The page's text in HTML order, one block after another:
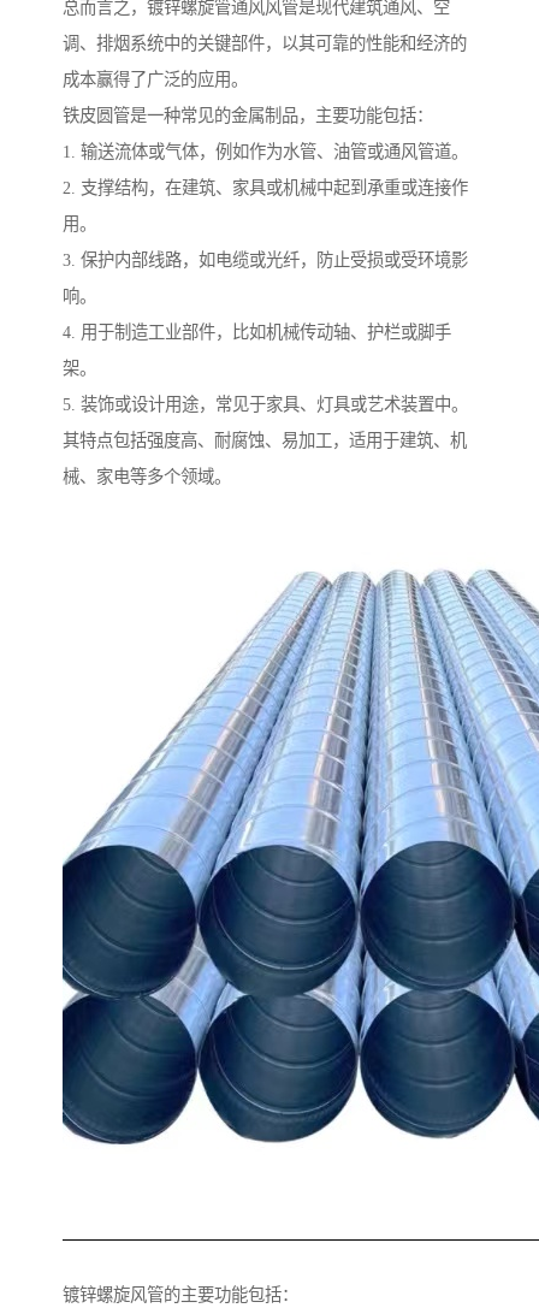
总而言之，镀锌螺旋管通风风管是现代建筑通风、空
调、排烟系统中的关键部件，以其可靠的性能和经济的
成本赢得了广泛的应用。
铁皮圆管是一种常见的金属制品，主要功能包括：
1. 输送流体或气体，例如作为水管、油管或通风管道。
2. 支撑结构，在建筑、家具或机械中起到承重或连接作
用。
3. 保护内部线路，如电缆或光纤，防止受损或受环境影
响。
4. 用于制造工业部件，比如机械传动轴、护栏或脚手
架。
5. 装饰或设计用途，常见于家具、灯具或艺术装置中。
其特点包括强度高、耐腐蚀、易加工，适用于建筑、机
械、家电等多个领域。
镀锌螺旋风管的主要功能包括：